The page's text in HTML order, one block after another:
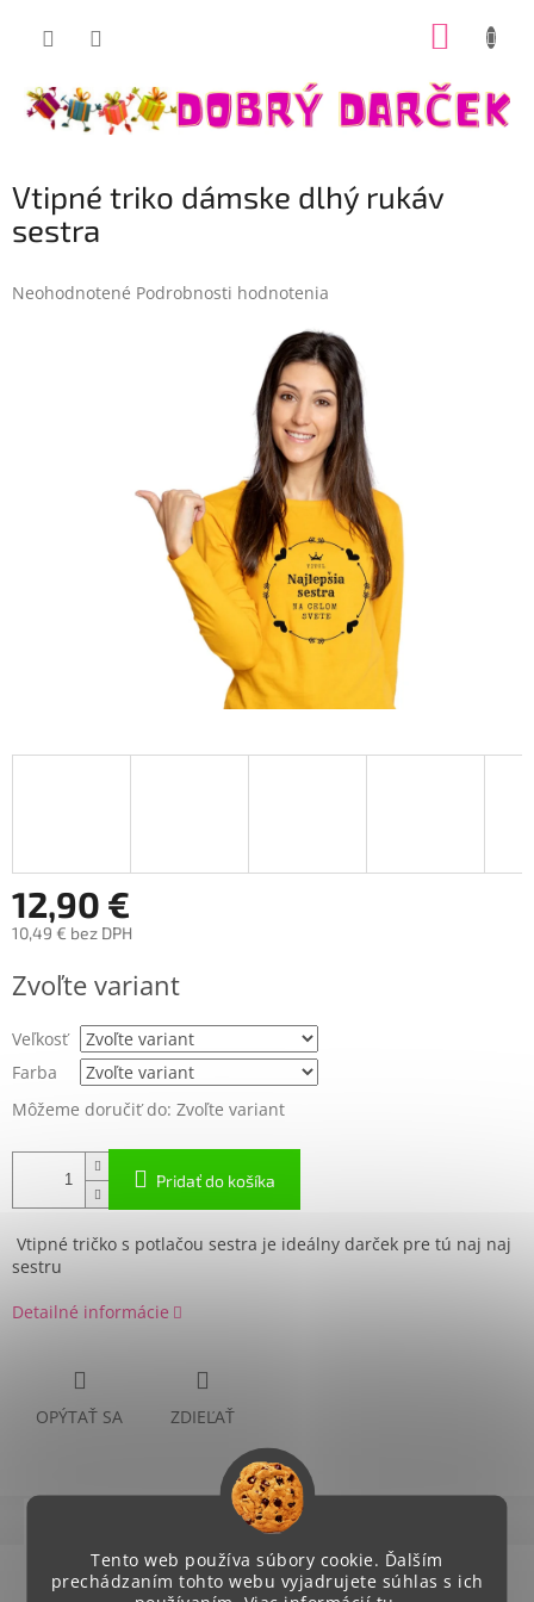
Tento web používa súbory cookie. Ďalším
prechádzaním tohto webu vyjadrujete súhlas s ich
Vtipné triko dámske dlhý rukáv
sestra
Priemerné
Neohodnotené Podrobnosti hodnotenia
12,90 €
10,49 € bez DPH
cena:
Zvoľte variant
Veľkosť
Farba
Môžeme doručiť do: Zvoľte variant
Pridať do košíka
Vtipné tričko s potlačou sestra je ideálny darček pre tú naj naj
sestru
Detailné informácie
OPÝTAŤ SA ZDIEĽAŤ
Diskusia
Podrobný popis
Dobrý darček